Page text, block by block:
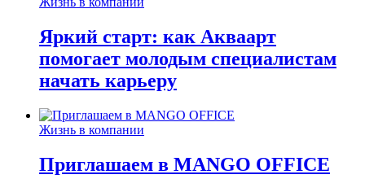
Яркий старт: как Акваарт
помогает молодым специалистам
начать карьеру
Жизнь в компании
Приглашаем в MANGO OFFICE